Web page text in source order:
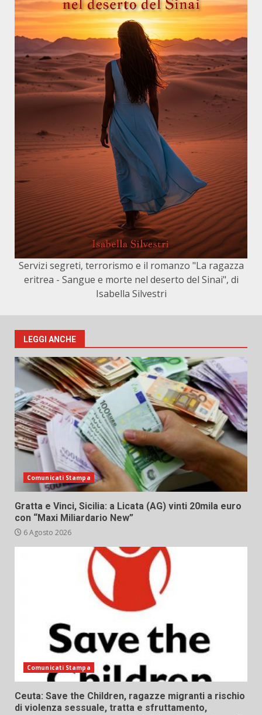
Servizi segreti, terrorismo e il romanzo "La ragazza
eritrea - Sangue e morte nel deserto del Sinai", di
Isabella Silvestri
LEGGI ANCHE
Comunicati Stampa
Gratta e Vinci, Sicilia: a Licata (AG) vinti 20mila euro
con “Maxi Miliardario New”
6 Agosto 2026
Comunicati Stampa
Ceuta: Save the Children, ragazze migranti a rischio
di violenza sessuale, tratta e sfruttamento,